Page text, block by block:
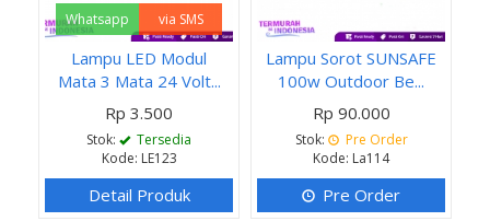
Whatsapp via SMS
Lampu LED Modul
Mata 3 Mata 24 Volt...
Rp 3.500
Stok:
Tersedia
Kode: LE123
Detail Produk
Lampu Sorot SUNSAFE
100w Outdoor Be...
Rp 90.000
Stok:
Pre Order
Kode: La114
Pre Order